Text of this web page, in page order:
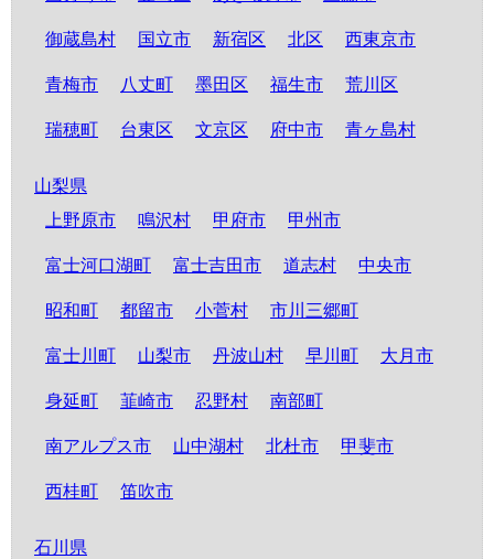
御蔵島村 国立市 新宿区 北区 西東京市
青梅市 八丈町 墨田区 福生市 荒川区
瑞穂町 台東区 文京区 府中市 青ヶ島村
山梨県
上野原市
鳴沢村 甲府市 甲州市
富士河口湖町 富士吉田市 道志村 中央市
昭和町 都留市 小菅村 市川三郷町
富士川町 山梨市 丹波山村 早川町 大月市
身延町 韮崎市 忍野村 南部町
南アルプス市 山中湖村 北杜市 甲斐市
西桂町 笛吹市
石川県